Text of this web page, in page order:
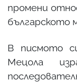
промени
българското
В писмото
Мецола